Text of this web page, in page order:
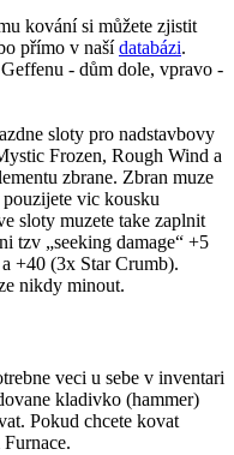
kování si můžete zjistit
přímo v našídatabázi.
- dům dole, vpravo -
sloty pro nadstavbovy
Frozen, Rough Wind a
zbrane. Zbran muze
vic kousku
sloty muzete take zaplnit
tzv „seeking damage“ +5
+40 (3x Star Crumb).
nikdy minout.
veci u sebe v inventari
kladivko (hammer)
Pokud chcete kovat